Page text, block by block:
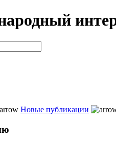
Новые публикации